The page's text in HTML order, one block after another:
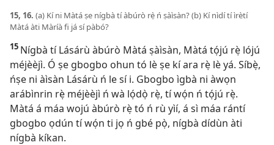
15, 16. (a) Kí ni Màtá ṣe nígbà tí àbúrò rẹ̀ ń ṣàìsàn? (b) Kí nìdí tí ìrètí
Màtá àti Màríà fi já sí pàbó?
15 Nígbà tí Lásárù àbúrò Màtá ṣàìsàn, Màtá tọ́jú rẹ̀ lójú
méjèèjì. Ó ṣe gbogbo ohun tó lè ṣe kí ara rẹ̀ lè yá. Síbẹ̀,
ńṣe ni àìsàn Lásárù ń le sí i. Gbogbo ìgbà ni àwọn
arábìnrin rẹ̀ méjèèjì ń wà lọ́dọ̀ rẹ̀, tí wọ́n ń tọ́jú rẹ̀.
Màtá á máa wojú àbúrò rẹ̀ tó ń rù yìí, á sì máa rántí
gbogbo ọdún tí wọ́n ti jọ ń gbé pọ̀, nígbà dídùn àti
nígbà kíkan.